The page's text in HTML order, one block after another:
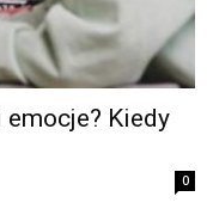
emocje? Kiedy
0